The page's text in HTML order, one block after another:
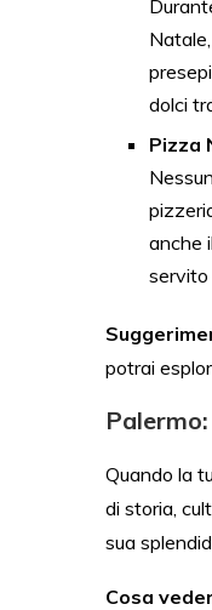
dolci
Pizza
anche
servito
potrai
Quando la
di storia,
sua
Cosa